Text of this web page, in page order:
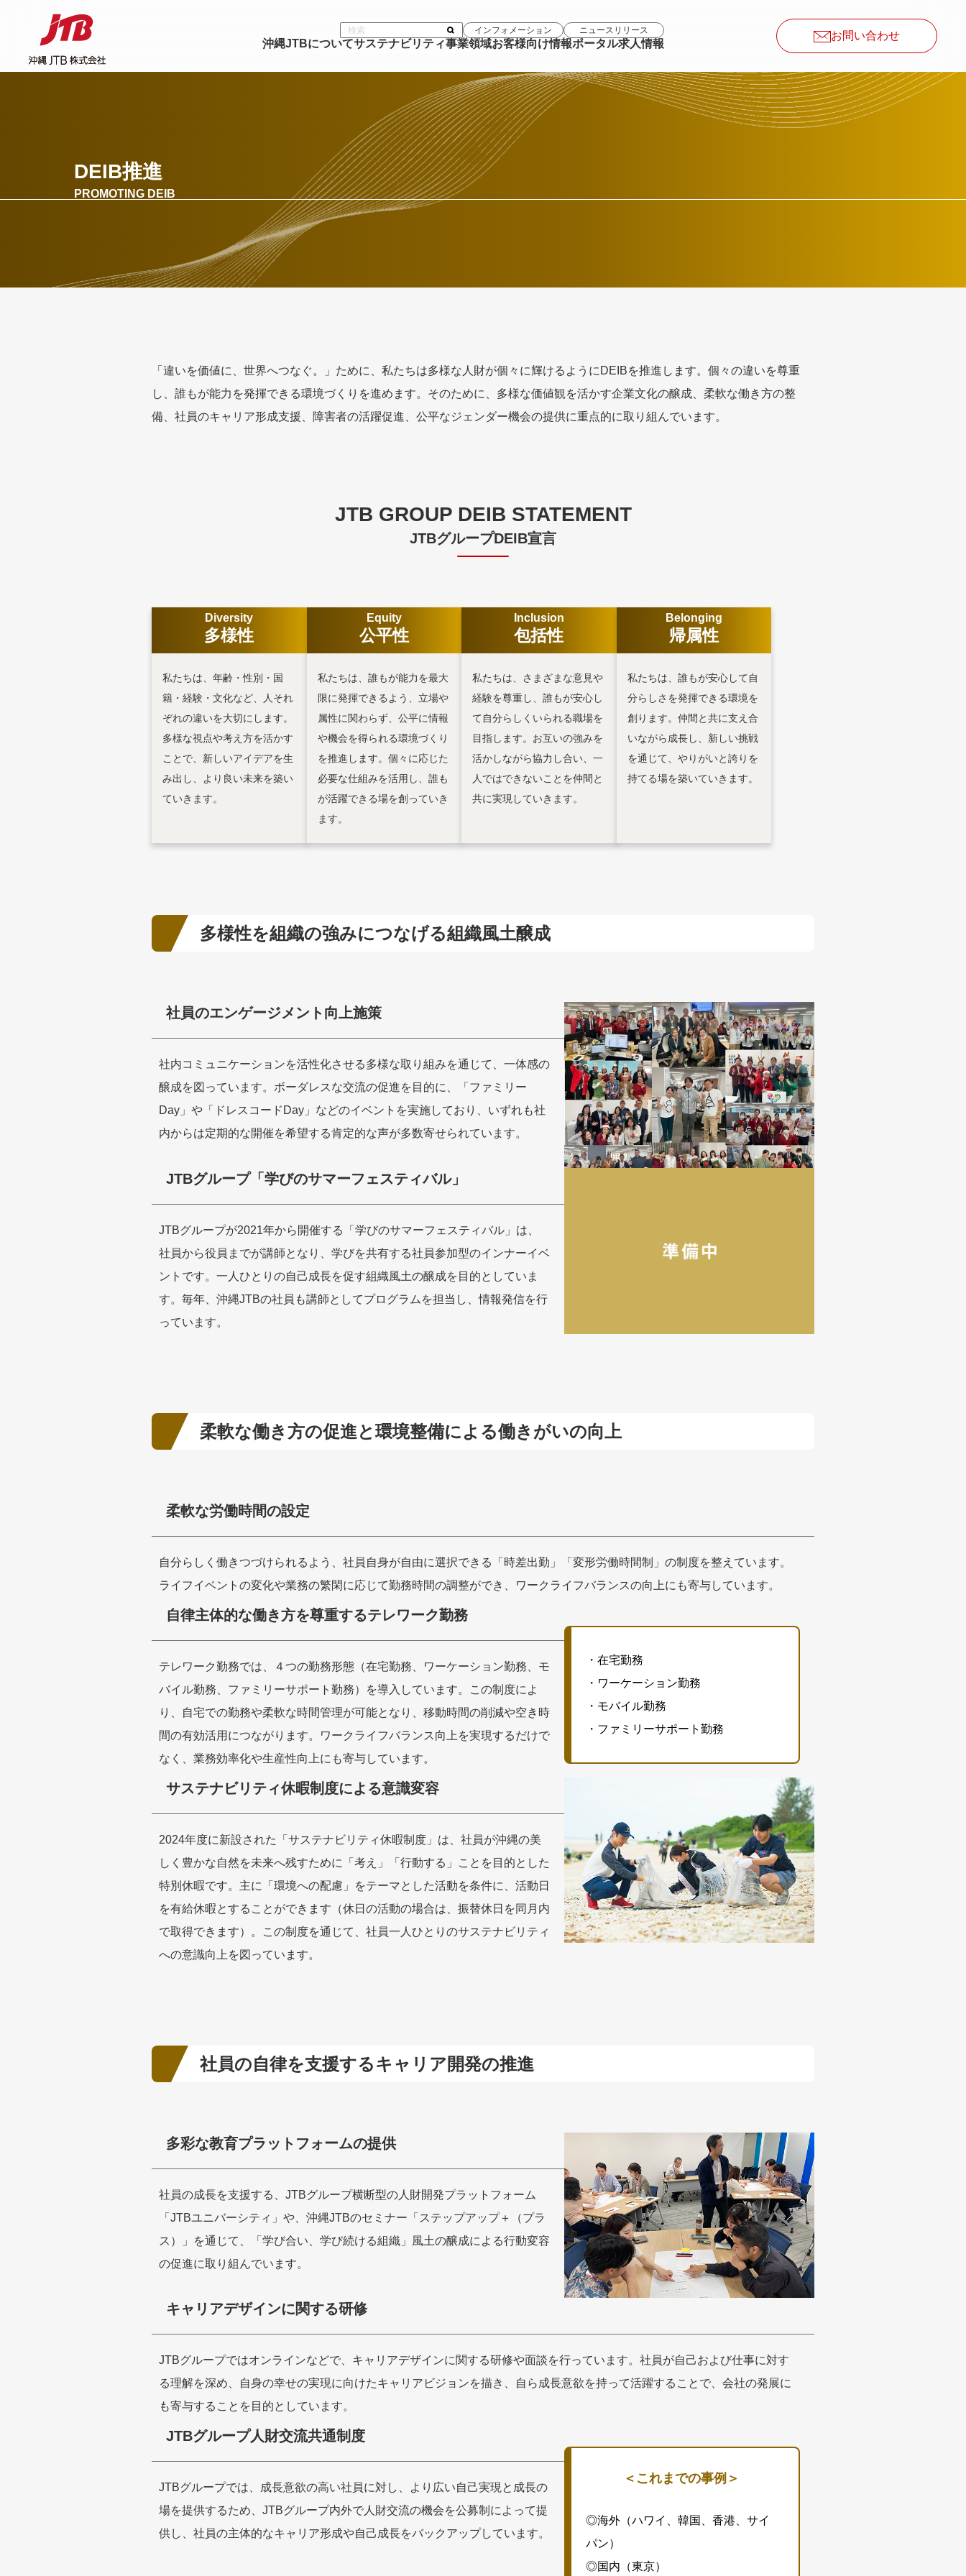
インフォメーション ニュースリリース
沖縄JTBについてサステナビリティ事業領域お客様向け情報ポータル求人情報
お問い合わせ
DEIB推進
PROMOTING DEIB
「違いを価値に、世界へつなぐ。」ために、私たちは多様な人財が個々に輝けるようにDEIBを推進します。個々の違いを尊重
し、誰もが能力を発揮できる環境づくりを進めます。そのために、多様な価値観を活かす企業文化の醸成、柔軟な働き方の整
備、社員のキャリア形成支援、障害者の活躍促進、公平なジェンダー機会の提供に重点的に取り組んでいます。
JTB GROUP DEIB STATEMENT
JTBグループDEIB宣言
Diversity
多様性
私たちは、年齢・性別・国
籍・経験・文化など、人それ
ぞれの違いを大切にします。
多様な視点や考え方を活かす
ことで、新しいアイデアを生
み出し、より良い未来を築い
ていきます。
Equity
公平性
私たちは、誰もが能力を最大
限に発揮できるよう、立場や
属性に関わらず、公平に情報
や機会を得られる環境づくり
を推進します。個々に応じた
必要な仕組みを活用し、誰も
が活躍できる場を創っていき
ます。
Inclusion
包括性
私たちは、さまざまな意見や
経験を尊重し、誰もが安心し
て自分らしくいられる職場を
目指します。お互いの強みを
活かしながら協力し合い、一
人ではできないことを仲間と
共に実現していきます。
Belonging
帰属性
私たちは、誰もが安心して自
分らしさを発揮できる環境を
創ります。仲間と共に支え合
いながら成長し、新しい挑戦
を通じて、やりがいと誇りを
持てる場を築いていきます。
多様性を組織の強みにつなげる組織風土醸成
社員のエンゲージメント向上施策
社内コミュニケーションを活性化させる多様な取り組みを通じて、一体感の
醸成を図っています。ボーダレスな交流の促進を目的に、「ファミリー
Day」や「ドレスコードDay」などのイベントを実施しており、いずれも社
内からは定期的な開催を希望する肯定的な声が多数寄せられています。
JTBグループ「学びのサマーフェスティバル」
JTBグループが2021年から開催する「学びのサマーフェスティバル」は、
社員から役員までが講師となり、学びを共有する社員参加型のインナーイベ
ントです。一人ひとりの自己成長を促す組織風土の醸成を目的としていま
す。毎年、沖縄JTBの社員も講師としてプログラムを担当し、情報発信を行
っています。
柔軟な働き方の促進と環境整備による働きがいの向上
柔軟な労働時間の設定
自分らしく働きつづけられるよう、社員自身が自由に選択できる「時差出勤」「変形労働時間制」の制度を整えています。
ライフイベントの変化や業務の繁閑に応じて勤務時間の調整ができ、ワークライフバランスの向上にも寄与しています。
・在宅勤務
・ワーケーション勤務
・モバイル勤務
・ファミリーサポート勤務
自律主体的な働き方を尊重するテレワーク勤務
テレワーク勤務では、４つの勤務形態（在宅勤務、ワーケーション勤務、モ
バイル勤務、ファミリーサポート勤務）を導入しています。この制度によ
り、自宅での勤務や柔軟な時間管理が可能となり、移動時間の削減や空き時
間の有効活用につながります。ワークライフバランス向上を実現するだけで
なく、業務効率化や生産性向上にも寄与しています。
サステナビリティ休暇制度による意識変容
2024年度に新設された「サステナビリティ休暇制度」は、社員が沖縄の美
しく豊かな自然を未来へ残すために「考え」「行動する」ことを目的とした
特別休暇です。主に「環境への配慮」をテーマとした活動を条件に、活動日
を有給休暇とすることができます（休日の活動の場合は、振替休日を同月内
で取得できます）。この制度を通じて、社員一人ひとりのサステナビリティ
への意識向上を図っています。
社員の自律を支援するキャリア開発の推進
多彩な教育プラットフォームの提供
社員の成長を支援する、JTBグループ横断型の人財開発プラットフォーム
「JTBユニバーシティ」や、沖縄JTBのセミナー「ステップアップ＋（プラ
ス）」を通じて、「学び合い、学び続ける組織」風土の醸成による行動変容
の促進に取り組んでいます。
キャリアデザインに関する研修
JTBグループではオンラインなどで、キャリアデザインに関する研修や面談を行っています。社員が自己および仕事に対す
る理解を深め、自身の幸せの実現に向けたキャリアビジョンを描き、自ら成長意欲を持って活躍することで、会社の発展に
も寄与することを目的としています。
＜これまでの事例＞
◎海外（ハワイ、韓国、香港、サイ
パン）
◎国内（東京）
JTBグループ人財交流共通制度
JTBグループでは、成長意欲の高い社員に対し、より広い自己実現と成長の
場を提供するため、JTBグループ内外で人財交流の機会を公募制によって提
供し、社員の主体的なキャリア形成や自己成長をバックアップしています。